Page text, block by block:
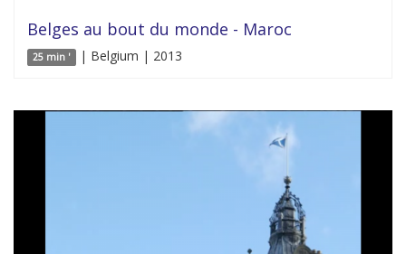
Belges au bout du monde - Maroc
25 min ' | Belgium | 2013